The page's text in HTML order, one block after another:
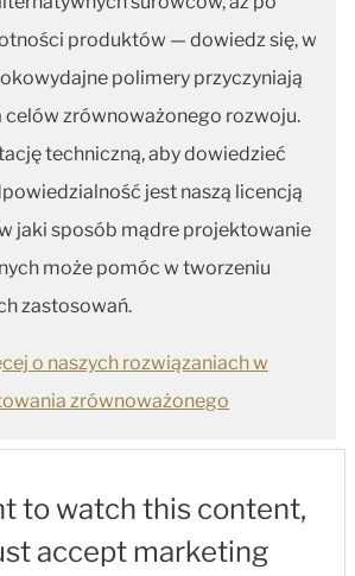
produktów — dowiedz się, w
polimery przyczyniają
celów zrównoważonego rozwoju.
techniczną, aby dowiedzieć
jest naszą licencją
w jaki sposób mądre projektowanie
może pomóc w tworzeniu
zastosowań.
o naszych rozwiązaniach w
zrównoważonego
to watch this content,
accept marketing